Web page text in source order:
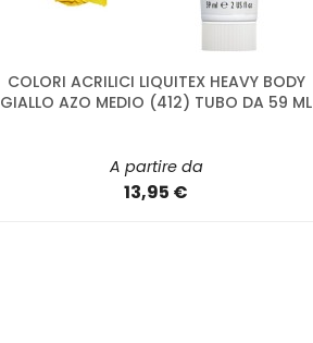
COLORI ACRILICI LIQUITEX HEAVY BODY
GIALLO AZO MEDIO (412) TUBO DA 59 ML
A partire da
13,95 €